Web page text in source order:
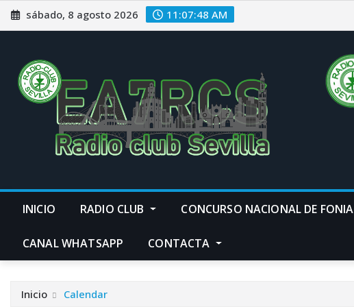
Saltar
al
sábado, 8 agosto 2026 11:07:49 AM
INICIO RADIO CLUB CONCURSO NACIONAL DE FONIA
CANAL WHATSAPP CONTACTA
Inicio Calendar